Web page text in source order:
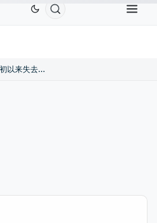
TetherUSDT ↑0.00%
比特币自 2025 年初以来失去了增长势头。加密货币市场发生了什么？